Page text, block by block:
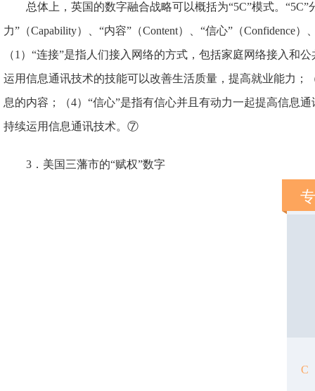
总体上，英国的数字融合战略可以概括为“5C”模式。“5C”
力”（Capability）、“内容”（Content）、“信心”（Confidence
（1）“连接”是指人们接入网络的方式，包括家庭网络接入和
运用信息通讯技术的技能可以改善生活质量，提高就业能力；
息的内容；（4）“信心”是指有信心并且有动力一起提高信息
持续运用信息通讯技术。⑦
3．美国三藩市的“赋权”数字
C